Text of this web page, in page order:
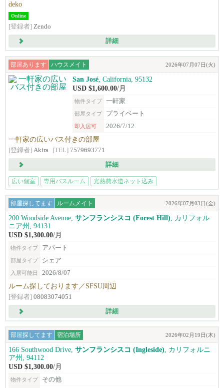
deko
Online
[登録者] Zendo
詳細
部屋あります ハウスメイト 2026年07月07日(火)
San José , California, 95132
USD $1,600.00/月
物件タイプ 一軒家
部屋タイプ プライベート
即入居可 2026/7/12
一軒家の広いバス付きの部屋
[登録者] Akira [TEL] 7579693771
詳細
広い個室 専用バスルーム 光熱費水道ネット込み
部屋探してます ルームメイト 2026年07月03日(金)
200 Woodside Avenue, サンフランシスコ (Forest Hill) , カリフォル
ニア州, 94131
USD $1,300.00/月
物件タイプ アパート
部屋タイプ シェア
入居可能日 2026/8/07
ルーム探しております／SFSU周辺
[登録者] 08083074051
詳細
部屋探してます 宿泊場所 2026年02月19日(木)
166 Southwood Drive, サンフランシスコ (Ingleside) , カリフォルニ
ア州, 94112
USD $1,300.00/月
物件タイプ その他